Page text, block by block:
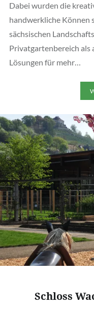
Dabei wurden die
handwerkliche Können
sächsischen
Privatgartenbereich als
Lösungen für mehr…
Schloss